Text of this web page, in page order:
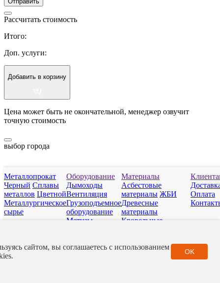
Рассчитать стоимость
Итого:
Доп. услуги:
Добавить в корзину
Цена может быть не окончательной, менеджер озвучит
точную стоимость
сайтом, вы соглашаетесь с использованием
OK
выбор города
Металлопрокат
Черный Сплавы
металлов Цветной
Металлургическое
сырье
Оборудование
Дымоходы
Вентиляция
Грузоподъемное
оборудование
Метизы
Сантехарматура
Материалы
Асбестовые
материалы ЖБИ
Древесные
материалы
Кровельные
материалы Полимер
Оплата